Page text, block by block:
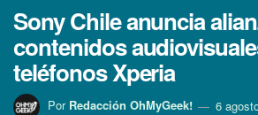
Sony Chile anuncia
contenidos
teléfonos Xperia
Por Redacción OhMyGeek! 6